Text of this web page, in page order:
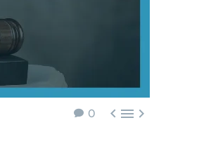
0 